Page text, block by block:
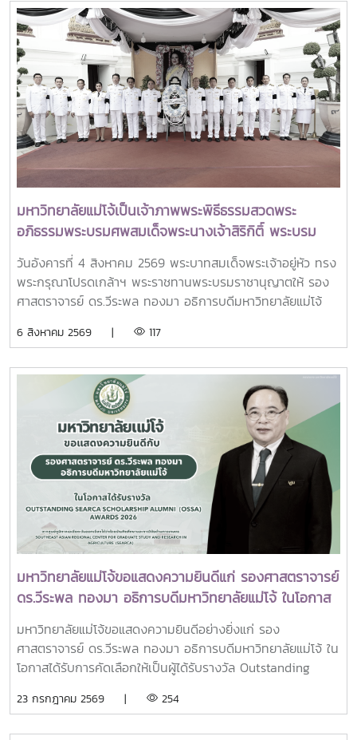
วิทยาศาสตร์ วิจัยและนวัตกรรม เป็นประธานเปิดงาน ณ โรงแรม
เซ็นทารา แกรนด์ แอท เซ็นทรัลพลาซ่าลาดพร้าว กทม.สำหรับ
การประชุม Thai University Presidential Forum 2026 มี
นายดนุพร ปุณณกันต์ ผู้ช่วยรัฐมนตรีประจำกระทรวง อว.
ทพญ.ศรีญาดา ปาลิมาพันธ์ ที่ปรึกษา รมว.อว. ศ.ดร.ศุภชัย
ปทุมนากุล ปลัดกระทรวง อว. ดร.พันธุ์เพิ่มศักดิ์ อารุณี รองปลัด
กระทรวง อว. นางศรินยา สาขากร ผู้ช่วยปลัดกระทรวง อว.
คณะผู้บริหารหน่วยงานในกระทรวง อว. Professor Tan Eng
Chye, President, National University of Singapore
Professor Yang Bin , Vice Chancellor, Tsinghua
University Council Professor Tan Eng Chye อธิการบดี
มหาวิทยาลัยแห่งชาติสิงคโปร์ Professor Yang Bin รองประธาน
สภามหาวิทยาลัยชิงหวา ตลอดจนประธานที่ประชุมอธิการบดี ทั้ง
4 แห่ง ได้แก่ ที่ประชุมอธิการบดีแห่งประเทศไทย (ทปอ.) ที่ประชุม
อธิการบดีมหาวิทยาลัยราชภัฏ (ทปอ.มรภ.) ที่ประชุมอธิการบดี
มหาวิทยาลัยเทคโนโลยีราชมงคล (ทปอ.มทร.) สมาคมสถาบัน
แลกเปลี่ยนประสบการณ์ด้าน Reinventing University ผ่าน
ผู้นำเครือข่ายอุดมศึกษา การนำเสนอกรณีศึกษาการประยุกต์ใช้
AI และนวัตกรรมจากภาคเอกชน รวมถึงกิจกรรม Forum-to-
Action เพื่อร่วมกำหนดข้อเสนอเชิงนโยบายและแผนปฏิบัติการใน
การขับเคลื่อนมหาวิทยาลัยไทยในอนาคตการเข้าร่วมประชุมในครั้ง
นี้มหาวิทยาลัยแม่โจ้ติดตามทิศทางการเปลี่ยนแปลงของการ
อุดมศึกษาไทย พร้อมแลกเปลี่ยนองค์ความรู้และสร้างความร่วม
มือกับเครือข่ายสถาบันอุดมศึกษาทั่วประเทศ เพื่อร่วมกันพัฒนา
มหาวิทยาลัยไทยให้ก้าวทันการเปลี่ยนแปลงของโลกยุคดิจิทัล และ
ยกระดับศักยภาพด้านการศึกษา วิจัย และนวัตกรรมอย่างยั่งยืน
มหาวิทยาลัยแม่โจ้เป็นเจ้าภาพพระพิธีธรรมสวดพระ
อภิธรรมพระบรมศพสมเด็จพระนางเจ้าสิริกิติ์ พระบรม
ราชินีนาถ พระบรมราชชนนีพันปีหลวง พร้อมเข้ากราบ
ถวายบังคมพระศพ สมเด็จพระเจ้าลูกเธอ เจ้าฟ้าพัชรกิติยา
ภา นเรนทิราเทพยวดี กรมหลวงราชสาริณีสิริพัชร มหา
วันอังคารที่ 4 สิงหาคม 2569 พระบาทสมเด็จพระเจ้าอยู่หัว ทรง
พระกรุณาโปรดเกล้าฯ พระราชทานพระบรมราชานุญาตให้ รอง
ศาสตราจารย์ ดร.วีระพล ทองมา อธิการบดีมหาวิทยาลัยแม่โจ้
บุคลากร รวมจำนวน 25 คน เป็นเจ้าภาพพระพิธีธรรมสวดพระ
พระบรมราชชนนีพันปีหลวง ณ พระที่นั่งดุสิตมหาปราสาท
พระบรมมหาราชวัง และเข้ากราบถวายบังคมพระศพสมเด็จ
พระเจ้าลูกเธอ เจ้าฟ้าพัชรกิติยาภา นเรนทิราเทพยวดี กรมหลวง
ราชสาริณีสิริพัชร มหาวัชรราชธิดา ณ พระที่นั่งพิมานรัตยา
พระบรมมหาราชวังการเข้าร่วมพิธีในครั้งนี้ นับเป็นพระ
มหากรุณาธิคุณล้นเกล้าล้นกระหม่อมแก่คณะผู้บริหาร
มหาวิทยาลัย สมาคมศิษย์เก่า และบุคลากร มหาวิทยาลัยแม่โจ้ที่ได้
ร่วมแสดงความจงรักภักดี ถวายความอาลัยและน้อมรำลึกในพระ
มหากรุณาธิคุณอย่างหาที่สุดมิได้
6 สิงหาคม 2569 | 117
มหาวิทยาลัยแม่โจ้ขอแสดงความยินดีแก่ รองศาสตราจารย์
ดร.วีระพล ทองมา อธิการบดีมหาวิทยาลัยแม่โจ้ ในโอกาส
ได้รับรางวัล Outstanding SEARCA Scholarship
Alumni (OSSA) Awards 2026
มหาวิทยาลัยแม่โจ้ขอแสดงความยินดีอย่างยิ่งแก่ รอง
ศาสตราจารย์ ดร.วีระพล ทองมา อธิการบดีมหาวิทยาลัยแม่โจ้ ใน
โอกาสได้รับการคัดเลือกให้เป็นผู้ได้รับรางวัล Outstanding
ศูนย์ภูมิภาคเอเชียตะวันออกเฉียงใต้ว่าด้วยบัณฑิตศึกษาและการ
23 กรกฎาคม 2569 | 254